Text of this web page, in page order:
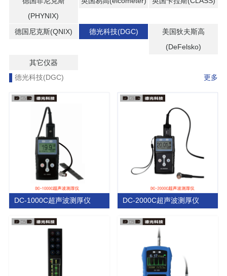
德国菲尼克斯
(PHYNIX)
英国易高(elcometer) 英国卡拉斯(CLASS)
德国尼克斯(QNIX) 德光科技(DGC)
美国狄夫斯高
(DeFelsko)
其它仪器
德光科技(DGC)
更多
DC-1000C超声波测厚仪 DC-2000C超声波测厚仪